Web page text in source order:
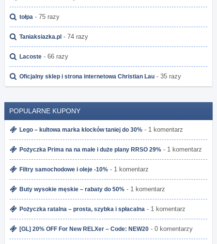
tołpa - 75 razy
Taniaksiazka.pl - 74 razy
Lacoste - 66 razy
Oficjalny sklep i strona internetowa Christian Lau - 35 razy
POPULARNE KUPONY
Lego – kultowa marka klocków taniej do 30% - 1 komentarz
Pożyczka Prima na na małe i duże plany RRSO 29% - 1 komentarz
Filtry samochodowe i oleje -10% - 1 komentarz
Buty wysokie męskie – rabaty do 50% - 1 komentarz
Pożyczka ratalna – prosta, szybka i spłacalna - 1 komentarz
[GL] 20% OFF For New RELXer – Code: NEW20 - 0 komentarzy